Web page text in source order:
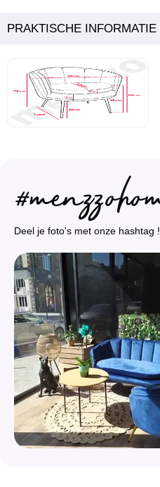
PRAKTISCHE INFORMATIE
Deel je foto's met onze hashtag !